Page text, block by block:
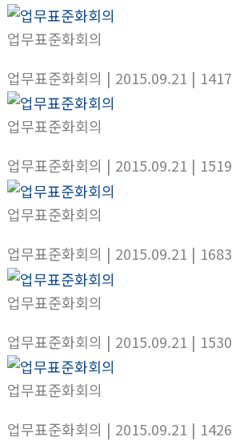
업무표준화회의
업무표준화회의 | 2015.09.21 | 1417
업무표준화회의
업무표준화회의 | 2015.09.21 | 1519
업무표준화회의
업무표준화회의 | 2015.09.21 | 1683
업무표준화회의
업무표준화회의 | 2015.09.21 | 1530
업무표준화회의
업무표준화회의 | 2015.09.21 | 1426